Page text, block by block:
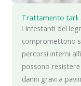
Trattamento tarli
I infestanti del
compromettono
percorsi interni
possono
danni gravi a